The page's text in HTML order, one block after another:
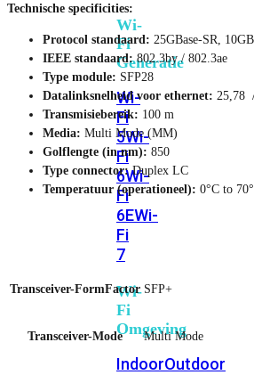
Wi-
Fi
Generatie
Wi-
Fi
5Wi-
Fi
6Wi-
Fi
6EWi-
Fi
7
Wi-
Fi
Omgeving
IndoorOutdoor
Technische specificities:
Protocol standaard: 25GBase-SR,
IEEE standaard:802.3by / 802.3ae
Type module: SFP28
Datalinksnelheid voor ethernet: 25,78
Transmisiebereik: 100 m
Media: Multi Mode (MM)
Golflengte (in nm): 850
Type connector:Duplex LC
Temperatuur (operationeel): 0°C to
Transceiver-FormFactor SFP+
Transceiver-Mode Multi Mode